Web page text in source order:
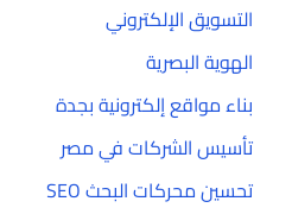
التسويق الإلكتروني
الهوية البصرية
بناء مواقع إلكترونية بجدة
تأسيس الشركات في مصر
تحسين محركات البحث SEO